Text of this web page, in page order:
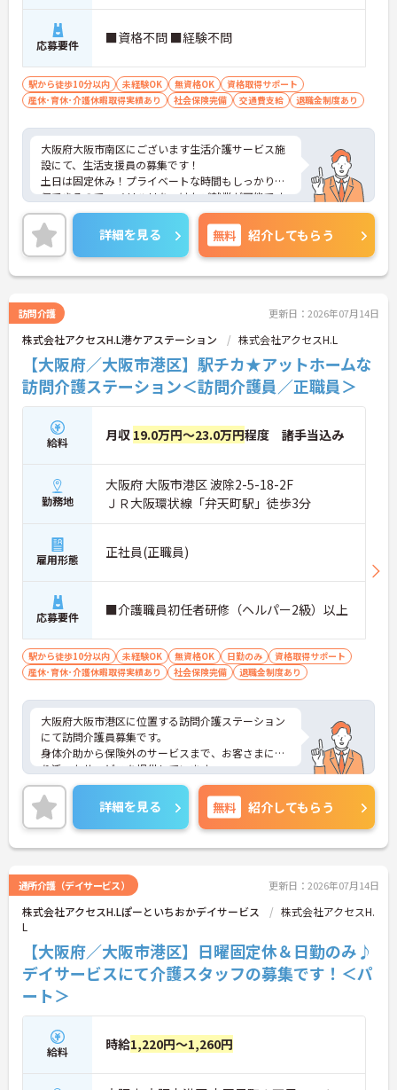
応募要件 ■資格不問 ■経験不問
駅から徒歩10分以内 未経験OK 無資格OK
資格取得サポート
産休･育休･介護休暇取得実績あり
社会保険完備 交通費支給 退職金制度あり
大阪府大阪市南区にございます生活介護サービス施
設にて、生活支援員の募集です！
土日は固定休み！プライベートな時間もしっかり確
保できるので、メリハリをつけたご就業が可能です
◎
残業も少なく、日勤帯のお仕事なので、ライフワー
クバランスを重視されている方におススメの求人で
す♪
ご興味ある方には、面接対策ポイントなど、さらに
い！
詳細を見る 無料 紹介してもらう
訪問介護 更新日：2026年07月14日
株式会社アクセスH.L港ケアステーション 株式会社アクセスH.L
【大阪府／大阪市港区】駅チカ★アットホームな
訪問介護ステーション＜訪問介護員／正職員＞
給料 月収 19.0万円～23.0万円程度 諸手当込み
勤務地
大阪府 大阪市港区 波除2-5-18-2F
ＪＲ大阪環状線「弁天町駅」徒歩3分
雇用形態 正社員(正職員)
応募要件 ■介護職員初任者研修（ヘルパー2級）以上
駅から徒歩10分以内 未経験OK 無資格OK 日勤のみ
資格取得サポート
産休･育休･介護休暇取得実績あり
社会保険完備 退職金制度あり
大阪府大阪市港区に位置する訪問介護ステーション
にて訪問介護員募集です。
身体介助から保険外のサービスまで、お客さまに寄
り添ったサービスを提供しています。
ご興味ある方には、面接対策ポイントなど、さらに
詳細をお話しいたしますのでお気軽にご相談くださ
い！
詳細を見る 無料 紹介してもらう
通所介護（デイサービス） 更新日：2026年07月14日
株式会社アクセスH.Lぽーといちおかデイサービス
株式会社アクセスH.
L
【大阪府／大阪市港区】日曜固定休＆日勤のみ♪
デイサービスにて介護スタッフの募集です！＜パ
ート＞
給料 時給1,220円～1,260円